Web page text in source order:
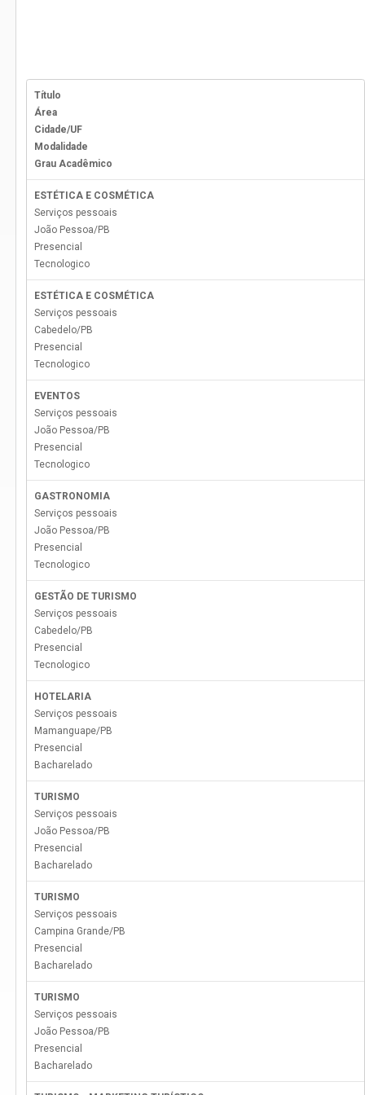
Título
Área
Cidade/UF
Modalidade
Grau Acadêmico
ESTÉTICA E COSMÉTICA
Serviços pessoais
João Pessoa/PB
Presencial
Tecnologico
ESTÉTICA E COSMÉTICA
Serviços pessoais
Cabedelo/PB
Presencial
Tecnologico
EVENTOS
Serviços pessoais
João Pessoa/PB
Presencial
Tecnologico
GASTRONOMIA
Serviços pessoais
João Pessoa/PB
Presencial
Tecnologico
GESTÃO DE TURISMO
Serviços pessoais
Cabedelo/PB
Presencial
Tecnologico
HOTELARIA
Serviços pessoais
Mamanguape/PB
Presencial
Bacharelado
TURISMO
Serviços pessoais
João Pessoa/PB
Presencial
Bacharelado
TURISMO
Serviços pessoais
Campina Grande/PB
Presencial
Bacharelado
TURISMO
Serviços pessoais
João Pessoa/PB
Presencial
Bacharelado